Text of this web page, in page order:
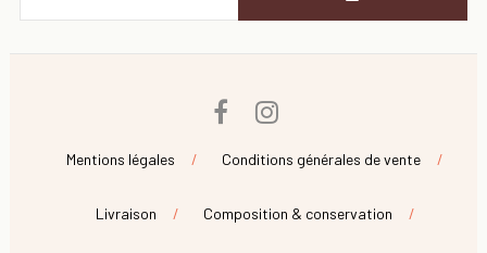
Facebook
Mentions légales Conditions générales de vente
Livraison Composition & conservation